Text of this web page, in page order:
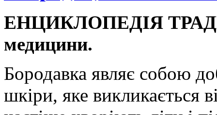
ЕНЦИКЛОПЕДІЯ
медицини.
Бородавка являє собою
шкіри, яке викликається